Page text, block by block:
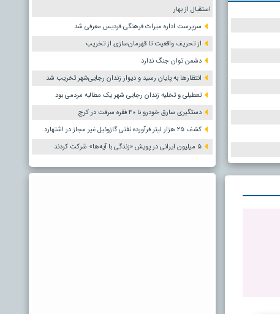
استقبال از بهار
سرپرست اداره میراث فرهنگی فردیس معرفی شد
از تحریف واقعیت تا قهرمان‌سازی از تخریب
دشمن توان جنگ ندارد
انتظارها به پایان رسید و دیوار زندان رجایی‌شهر تخریب شد
تعطیلی و تخلیه زندان رجایی شهر یک مطالبه مردمی بود
دستگیری سارق خودرو با ۴۰ فقره سرقت در کرج
کشف ۲۵ هزار لیتر فرآورده نفتی گازوئیل غیر مجاز در اشتهارد
۵ میلیون ایرانی در پویش «زندگی با آیه‌ها» شرکت کردند